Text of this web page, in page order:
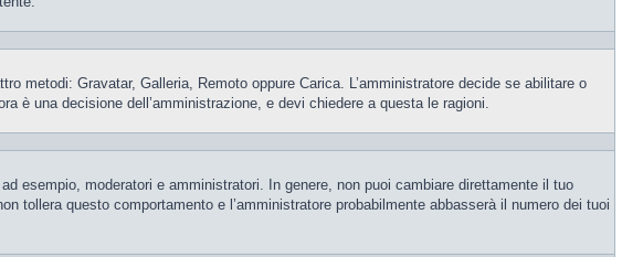
metodi: Gravatar, Galleria, Remoto oppure Carica. L’amministratore decide se abilitare o
è una decisione dell’amministrazione, e devi chiedere a questa le ragioni.
esempio, moderatori e amministratori. In genere, non puoi cambiare direttamente il tuo
tollera questo comportamento e l’amministratore probabilmente abbasserà il numero dei tuoi